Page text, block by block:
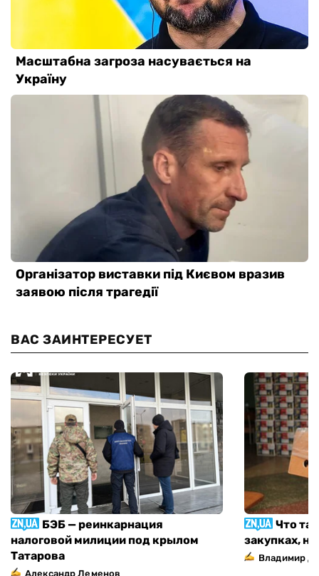
ВАС ЗАИНТЕРЕСУЕТ
БЭБ — реинкарнация
налоговой милиции под крылом
Татарова
Александр Леменов
Что
закупках,
Владимир